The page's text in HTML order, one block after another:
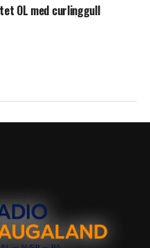
OL med curlinggull